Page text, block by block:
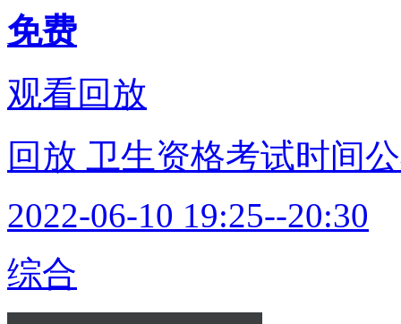
免费
观看回放
回放 卫生资格考试时间
2022-06-10 19:25--20:30
综合